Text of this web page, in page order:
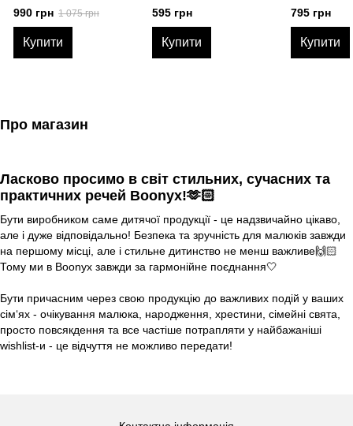
990 грн 1 075 грн
Купити
595 грн
Купити
795 грн
Купити
Про магазин
Ласково просимо в світ стильних, сучасних та
практичних речей Boonyx!🫶🏻
Бути виробником саме дитячої продукції - це надзвичайно цікаво,
але і дуже відповідально! Безпека та зручність для малюків завжди
на першому місці, але і стильне дитинство не менш важливе🙌🏻
Тому ми в Boonyx завжди за гармонійне поєднання🤍
Бути причасним через свою продукцію до важливих подій у ваших
сім‘ях - очікування малюка, народження, хрестини, сімейні свята,
просто повсякдення та все частіше потрапляти у найбажаніші
wishlist-и - це відчуття не можливо передати!